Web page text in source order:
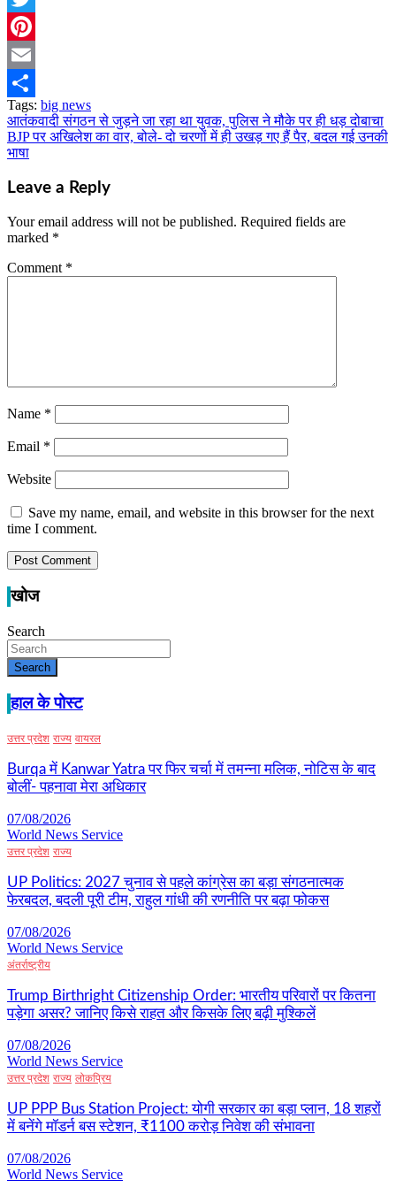
Twitter
Pinterest
Email
Share
Tags: big news
Post
navigation
आतंकवादी संगठन से जुड़ने जा रहा था युवक, पुलिस ने मौके पर ही धड़ दोबाचा
BJP पर अखिलेश का वार, बोले- दो चरणों में ही उखड़ गए हैं पैर, बदल गई उनकी
भाषा
Leave a Reply
Your email address will not be published. Required fields are
marked *
Comment *
Name *
Email *
Website
Save my name, email, and website in this browser for the next
time I comment.
खोज
Search
Search
हाल के पोस्ट
उत्तर प्रदेश राज्य वायरल
Burqa में Kanwar Yatra पर फिर चर्चा में तमन्ना मलिक, नोटिस के बाद
बोलीं- पहनावा मेरा अधिकार
07/08/2026
World News Service
उत्तर प्रदेश राज्य
UP Politics: 2027 चुनाव से पहले कांग्रेस का बड़ा संगठनात्मक
फेरबदल, बदली पूरी टीम, राहुल गांधी की रणनीति पर बढ़ा फोकस
07/08/2026
World News Service
अंतर्राष्ट्रीय
Trump Birthright Citizenship Order: भारतीय परिवारों पर कितना
पड़ेगा असर? जानिए किसे राहत और किसके लिए बढ़ी मुश्किलें
07/08/2026
World News Service
उत्तर प्रदेश राज्य लोकप्रिय
UP PPP Bus Station Project: योगी सरकार का बड़ा प्लान, 18 शहरों
में बनेंगे मॉडर्न बस स्टेशन, ₹1100 करोड़ निवेश की संभावना
07/08/2026
World News Service